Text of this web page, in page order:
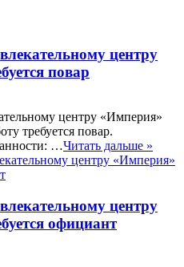
центру
повар
центру «Империя»
требуется повар.
…Читать дальше »
центру
официант